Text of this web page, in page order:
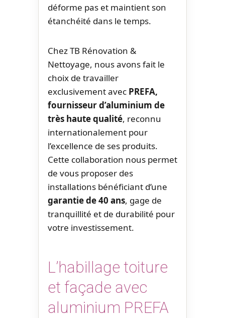
déforme pas et maintient son
étanchéité dans le temps.
Chez TB Rénovation &
Nettoyage, nous avons fait le
choix de travailler
exclusivement avec PREFA,
fournisseur d’aluminium de
très haute qualité, reconnu
internationalement pour
l’excellence de ses produits.
Cette collaboration nous permet
de vous proposer des
installations bénéficiant d’une
garantie de 40 ans, gage de
tranquillité et de durabilité pour
votre investissement.
L’habillage toiture
et façade avec
aluminium PREFA